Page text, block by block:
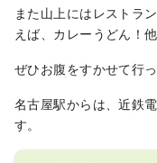
また山上にはレストラ
えば、カレーうどん！
ぜひお腹をすかせて行
名古屋駅からは、近鉄
す。